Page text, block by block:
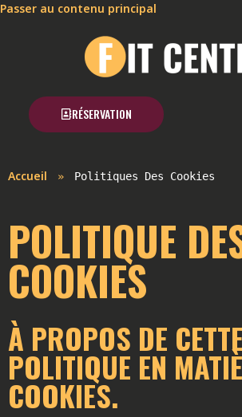
Passer au contenu principal
RÉSERVATION
Accueil Politiques Des Cookies
POLITIQUE
COOKIES
À PROPOS DE CETTE
POLITIQUE EN
COOKIES.